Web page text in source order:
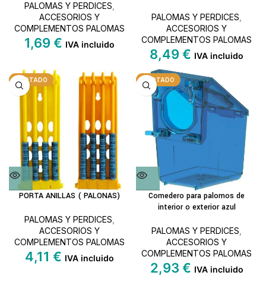
PALOMAS Y PERDICES
ACCESORIOS Y
COMPLEMENTOS PALOMAS
1,69 € IVA incluido
PALOMAS Y PERDICES
ACCESORIOS Y
COMPLEMENTOS PALOMAS
8,49 € IVA incluido
AGOTADO
PORTA ANILLAS ( PALONAS)
PALOMAS Y PERDICES
ACCESORIOS Y
COMPLEMENTOS PALOMAS
4,11 € IVA incluido
AGOTADO
Comedero para palomos de
interior o exterior azul
PALOMAS Y PERDICES
ACCESORIOS Y
COMPLEMENTOS PALOMAS
2,93 € IVA incluido